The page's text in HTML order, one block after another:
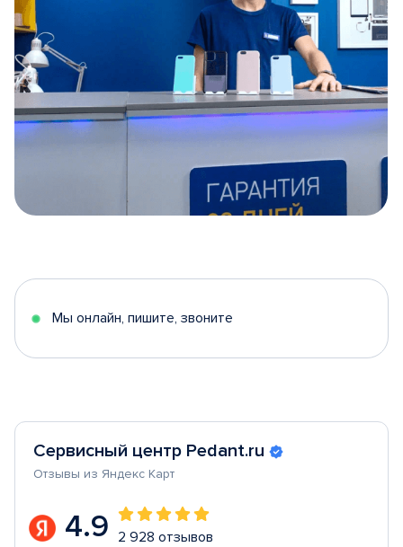
5
Мы онлайн, пишите, звоните
Сервисный центр Pedant.ru
Отзывы из Яндекс Карт
4.9 2 928 отзывов